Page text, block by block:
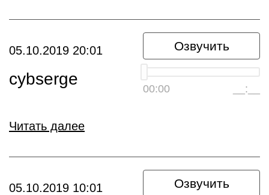
Озвучить
00:00 __:__
05.10.2019 20:01
cybserge
Читать далее
Озвучить
05.10.2019 10:01